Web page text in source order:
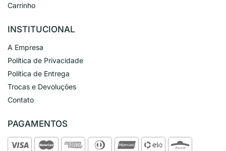
Carrinho
INSTITUCIONAL
A Empresa
Política de Privacidade
Política de Entrega
Trocas e Devoluções
Contato
PAGAMENTOS